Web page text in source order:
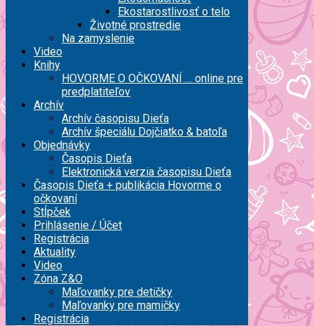
Ekostarostlivosť o telo
Životné prostredie
Na zamyslenie
Video
Knihy
HOVORME O OČKOVANÍ … online pre
predplatiteľov
Archív
Archív časopisu Dieťa
Archív špeciálu Dojčiatko & batoľa
Objednávky
Časopis Dieťa
Elektronická verzia časopisu Dieťa
Časopis Dieťa + publikácia Hovorme o
očkovaní
Stĺpček
Prihlásenie / Účet
Registrácia
Aktuality
Video
Zóna Z&O
Maľovanky pre detičky
Maľovanky pre mamičky
Registrácia